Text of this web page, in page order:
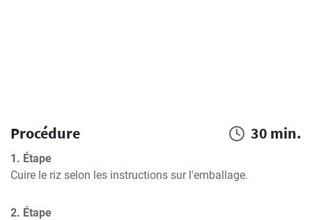
Procédure 30 min.
1. Étape
Cuire le riz selon les instructions sur l'emballage.
2. Étape